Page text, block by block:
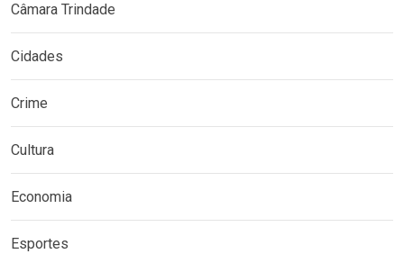
Câmara Trindade
Cidades
Crime
Cultura
Economia
Esportes